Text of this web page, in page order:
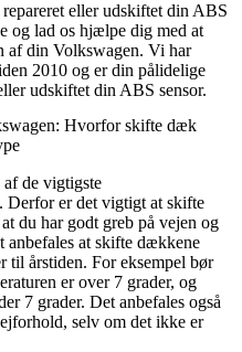
eller udskiftet din ABS
og lad os hjælpe dig med at
af din Volkswagen. Vi har
2010 og er din pålidelige
udskiftet din ABS sensor.
Hvorfor skifte dæk
de vigtigste
Derfor er det vigtigt at skifte
du har godt greb på vejen og
anbefales at skifte dækkene
til årstiden. For eksempel bør
er over 7 grader, og
7 grader. Det anbefales også
selv om det ikke er